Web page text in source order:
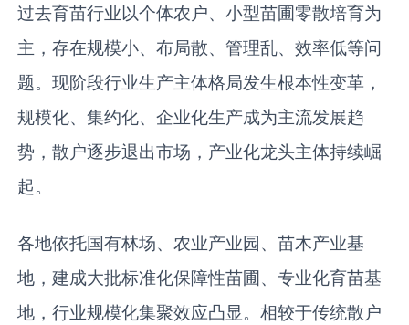
过去育苗行业以个体农户、小型苗圃零散培育为
主，存在规模小、布局散、管理乱、效率低等问
题。现阶段行业生产主体格局发生根本性变革，
规模化、集约化、企业化生产成为主流发展趋
势，散户逐步退出市场，产业化龙头主体持续崛
起。
各地依托国有林场、农业产业园、苗木产业基
地，建成大批标准化保障性苗圃、专业化育苗基
地，行业规模化集聚效应凸显。相较于传统散户